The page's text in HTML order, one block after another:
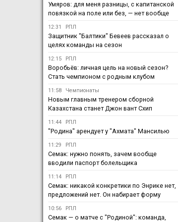
Умяров: для меня разницы, с капитанской
повязкой на поле или без, — нет вообще
12:31 РПЛ
Защитник "Балтики" Бевеев рассказал о
целях команды на сезон
12:15 РПЛ
Воробьёв: личная цель на новый сезон?
Стать чемпионом с родным клубом
11:58 Чемпионаты
Новым главным тренером сборной
Казахстана станет Джон вант Схип
11:44 РПЛ
"Родина" арендует у "Ахмата" Мансилью
11:29 РПЛ
Семак: нужно понять, зачем вообще
вводили паспорт болельщика
11:14 РПЛ
Семак: никакой конкретики по Энрике нет,
предложений нет. Он набирает форму
10:56 РПЛ
Семак — о матче с "Родиной": команда,